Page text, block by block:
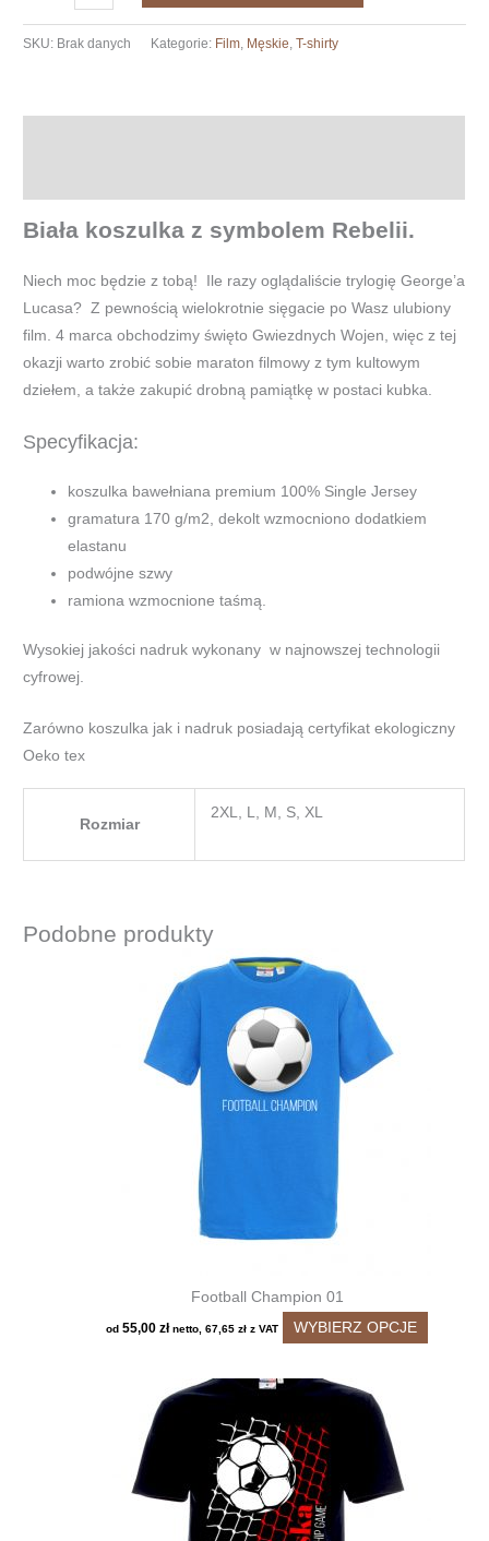
Koszulka
Star
Rebelia
SKU: Brak danych Kategorie: Film, Męskie,T-shirty
Biała koszulka z symbolem Rebelii.
Niech moc będzie z tobą! Ile razy oglądaliście trylogię George’a
Lucasa? Z pewnością wielokrotnie sięgacie po Wasz ulubiony
film. 4 marca obchodzimy święto Gwiezdnych Wojen, więc z tej
okazji warto zrobić sobie maraton filmowy z tym kultowym
dziełem, a także zakupić drobną pamiątkę w postaci kubka.
Specyfikacja:
koszulka bawełniana premium 100% Single Jersey
gramatura 170 g/m2, dekolt wzmocniono dodatkiem
elastanu
podwójne szwy
ramiona wzmocnione taśmą.
Wysokiej jakości nadruk wykonany w najnowszej technologii
cyfrowej.
Zarówno koszulka jak i nadruk posiadają certyfikat ekologiczny
Oeko tex
Rozmiar
2XL, L, M, S, XL
Podobne produkty
Football Champion 01
od 55,00 zł netto, 67,65 złz VAT WYBIERZ OPCJE